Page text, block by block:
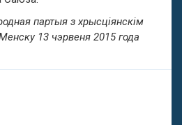
партыя з хрысціянскім
13 чэрвеня 2015 года